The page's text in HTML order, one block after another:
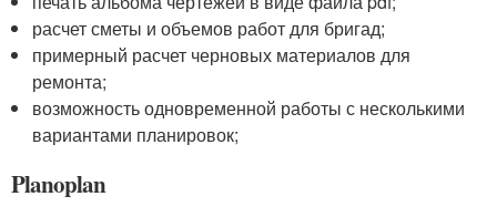
расчет сметы и объемов работ для бригад;
примерный расчет черновых материалов для
ремонта;
возможность одновременной работы с несколькими
вариантами планировок;
Planoplan